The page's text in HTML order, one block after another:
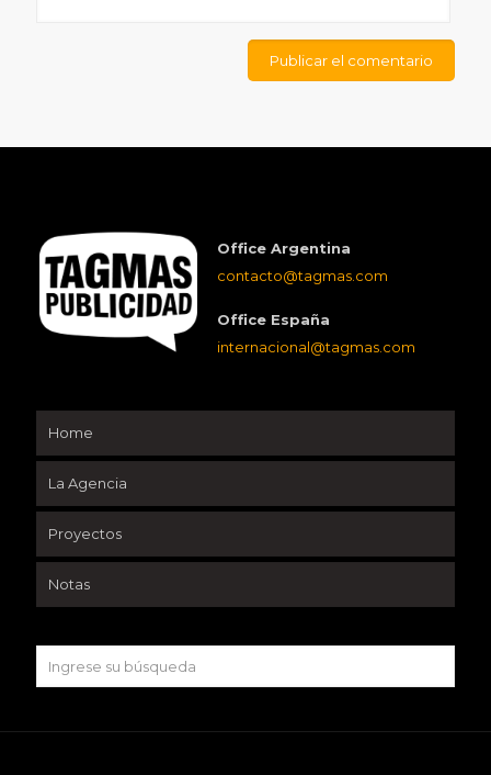
Office Argentina
contacto@tagmas.com
Office España
internacional@tagmas.com
Home
La Agencia
Proyectos
Notas